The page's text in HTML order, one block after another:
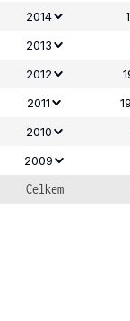
2014
2013
2012
2011
2010
2009
Celkem